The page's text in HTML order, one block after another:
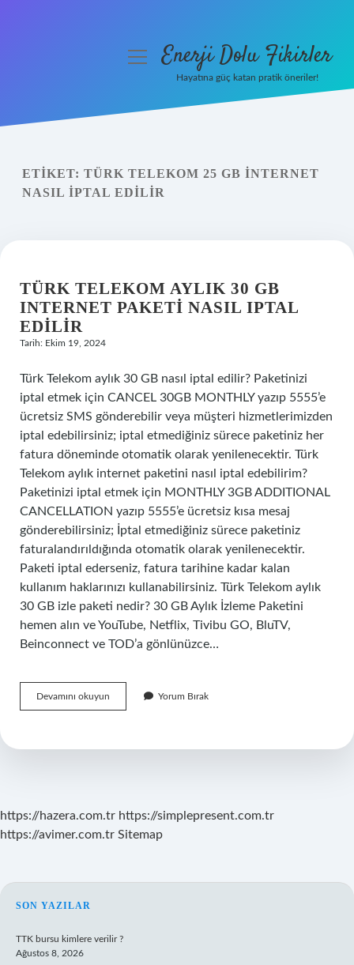
Yasal Uyarı
menüyüEnerji Dolu Fikirler
Hayatına güç katan pratik öneriler!
ETIKET: TÜRK TELEKOM 25 GB INTERNET
NASIL IPTAL EDILIR
TÜRK TELEKOM AYLIK 30 GB
INTERNET PAKETI NASIL IPTAL
EDILIR
Tarih: Ekim 19, 2024
Türk Telekom aylık 30 GB nasıl iptal edilir? Paketinizi
iptal etmek için CANCEL 30GB MONTHLY yazıp 5555’e
ücretsiz SMS gönderebilir veya müşteri hizmetlerimizden
iptal edebilirsiniz; iptal etmediğiniz sürece paketiniz her
fatura döneminde otomatik olarak yenilenecektir. Türk
Telekom aylık internet paketini nasıl iptal edebilirim?
Paketinizi iptal etmek için MONTHLY 3GB ADDITIONAL
CANCELLATION yazıp 5555’e ücretsiz kısa mesaj
gönderebilirsiniz; İptal etmediğiniz sürece paketiniz
faturalandırıldığında otomatik olarak yenilenecektir.
Paketi iptal ederseniz, fatura tarihine kadar kalan
kullanım haklarınızı kullanabilirsiniz. Türk Telekom aylık
30 GB izle paketi nedir? 30 GB Aylık İzleme Paketini
hemen alın ve YouTube, Netflix, Tivibu GO, BluTV,
Beinconnect ve TOD’a gönlünüzce…
Devamını okuyun
Telekom
Gb
Iptal
Yorum Bırak
https://hazera.com.tr https://simplepresent.com.tr
https://avimer.com.tr Sitemap
SIDEBAR
SON YAZILAR
TTK bursu kimlere verilir ?
Ağustos 8, 2026